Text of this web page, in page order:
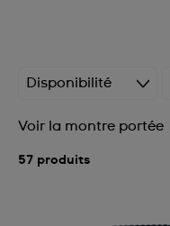
Disponibilité
Voir la montre portée
57 produits